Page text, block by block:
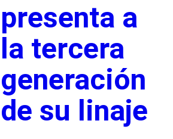
presenta a
la tercera
generación
de su linaje